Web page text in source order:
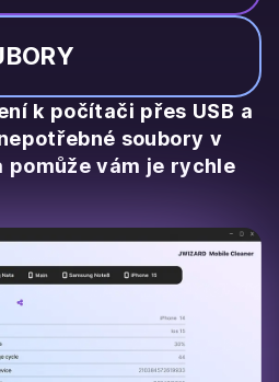
k počítači přes USB a
soubory v
pomůže vám je rychle